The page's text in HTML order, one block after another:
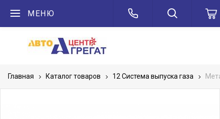
МЕНЮ
Главная Каталог товаров 12 Система выпуска газа